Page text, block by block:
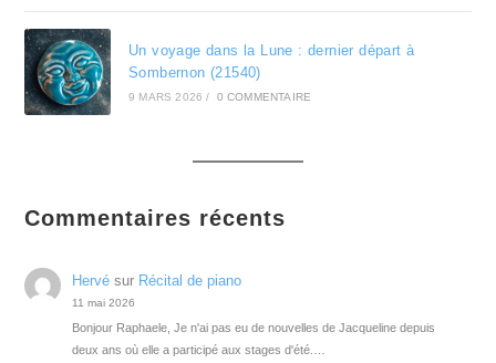
Un voyage dans la Lune : dernier départ à
Sombernon (21540)
9 MARS 2026 / 0 COMMENTAIRE
Commentaires récents
Hervésur Récital de piano
11 mai 2026
Bonjour Raphaele, Je n'ai pas eu de nouvelles de Jacqueline depuis
deux ans où elle a participé aux stages d'été.…